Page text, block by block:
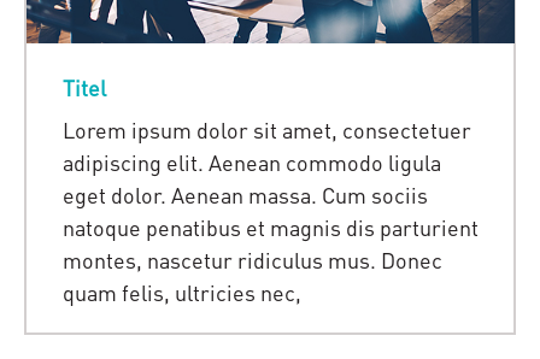
Titel
Lorem ipsum dolor sit amet, consectetuer
adipiscing elit. Aenean commodo ligula
eget dolor. Aenean massa. Cum sociis
natoque penatibus et magnis dis parturient
montes, nascetur ridiculus mus. Donec
quam felis, ultricies nec,